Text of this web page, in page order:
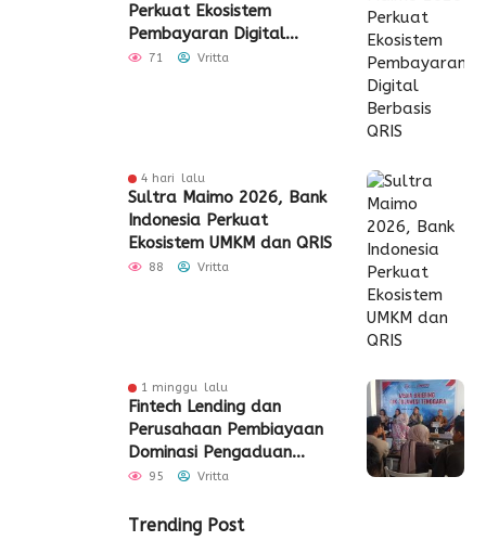
Perkuat Ekosistem
Pembayaran Digital
Berbasis QRIS
71 Vritta
4 hari lalu
Sultra Maimo 2026, Bank
Indonesia Perkuat
Ekosistem UMKM dan QRIS
88 Vritta
1 minggu lalu
Fintech Lending dan
Perusahaan Pembiayaan
Dominasi Pengaduan
Konsumen di Sultra
95 Vritta
Trending Post